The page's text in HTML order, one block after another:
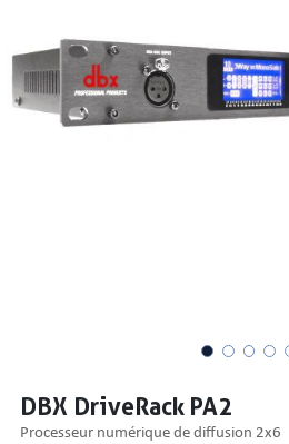
DBX DriveRack PA2
processeur numérique de diffusion 2x6